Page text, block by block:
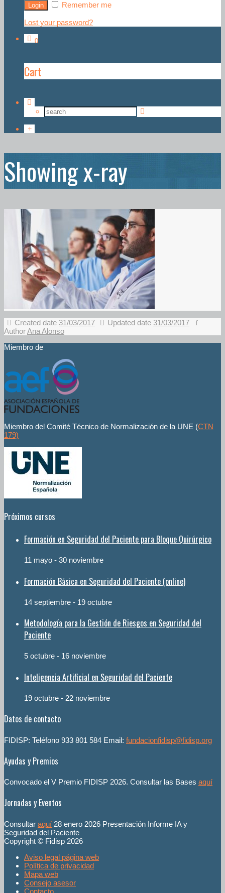
Remember me
Lost your password?
0
Cart
Showing x-ray
Created date 31/03/2017 Updated date 31/03/2017
AuthorAna Alonso
Miembro de
Miembro del Comité Técnico de Normalización de la UNE (CTN
179)
Próximos cursos
Formación en Seguridad del Paciente para Bloque Quirúrgico
11 mayo - 30 noviembre
Formación Básica en Seguridad del Paciente (online)
14 septiembre - 19 octubre
Metodología para la Gestión de Riesgos en Seguridad del
Paciente
5 octubre - 16 noviembre
Inteligencia Artificial en Seguridad del Paciente
19 octubre - 22 noviembre
Datos de contacto
FIDISP: Teléfono 933 801 584 Email: fundacionfidisp@fidisp.org
Ayudas y Premios
Convocado el V Premio FIDISP 2026. Consultar las Bases aquí
Jornadas y Eventos
Consultar aquí 28 enero 2026 Presentación Informe IA y
Seguridad del Paciente
Copyright © Fidisp 2026
Aviso legal página web
Política de privacidad
Mapa web
Consejo asesor
Contacto